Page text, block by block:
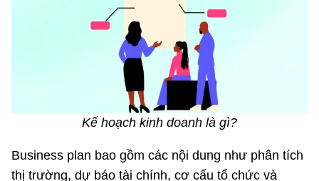
Kế hoạch kinh doanh là gì?
Business plan bao gồm các nội dung như phân tích
thị trường, dự báo tài chính, cơ cấu tổ chức và